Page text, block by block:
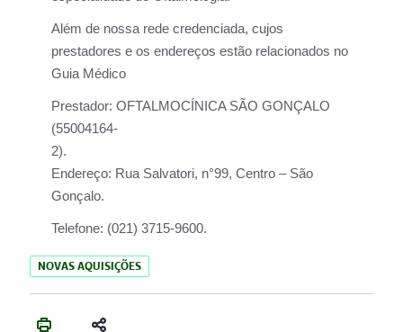
Além de nossa rede credenciada, cujos
prestadores e os endereços estão relacionados no
Guia Médico
Prestador: OFTALMOCÍNICA SÃO GONÇALO
(55004164-
2).
Endereço: Rua Salvatori, n°99, Centro – São
Gonçalo.
Telefone: (021) 3715-9600.
NOVAS AQUISIÇÕES